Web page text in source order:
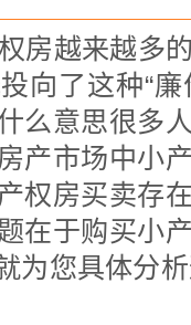
房越来越多
向了这种“廉
么意思很多
产市场中小
权房买卖存
在于购买小
为您具体分